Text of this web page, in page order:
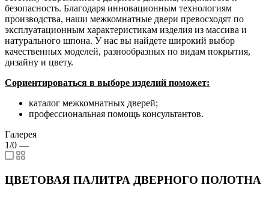
безопасность. Благодаря инновационным технологиям
производства, наши межкомнатные двери превосходят по
эксплуатационным характеристикам изделия из массива и
натурального шпона. У нас вы найдете широкий выбор
качественных моделей, разнообразных по видам покрытия,
дизайну и цвету.
Сориентироваться в выборе изделий поможет:
каталог межкомнатных дверей;
профессиональная помощь консультантов.
Галерея
1/0 —
ЦВЕТОВАЯ ПАЛИТРА ДВЕРНОГО ПОЛОТНА